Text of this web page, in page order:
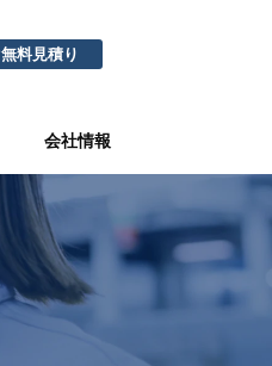
料見積り
会社情報